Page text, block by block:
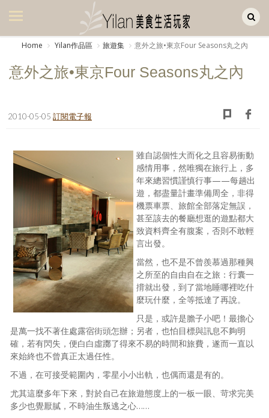
美食集
生活風
書房集
日記簿
餐桌週記
享樂隨手拍
照相簿
影音區
創意出版服務
歷史區
關於Yilan
個人著作
Home Yilan作品區 旅遊集 意外之旅•東京Four Seasons丸之內
意外之旅•東京Four Seasons丸之內
2010-05-05 訂閱電子報
雖自認個性大而化之且容易衝動
感情用事，然唯獨在旅行上，多
年來總習慣謹慎行事——每趟出
遊，都盡量計畫準備周全，非得
機票車票、旅館全部落定無誤，
甚至該去的餐廳想逛的遊點都大
致資料齊全有腹案，否則不敢輕
言出發。
當然，也不是不曾羨慕過那種興
之所至的自由自在之旅：行囊一
揹就出發，到了當地睡哪裡吃什
麼玩什麼，全等抵達了再說。
只是，或許是膽子小吧！最擔心
是萬一找不著住處露宿街頭怎辦；另者，也怕目標與訊息不夠明
確，若有閃失，便白白虛躑了得來不易的時間和旅費，遂而一直以
來始終也不曾真正太過任性。
不過，在可接受範圍內，零星小小出軌，也偶而還是有的。
尤其這麼多年下來，對於自己在旅遊態度上的一板一眼、苛求完美
多少也覺厭膩，不時油生叛逃之心……